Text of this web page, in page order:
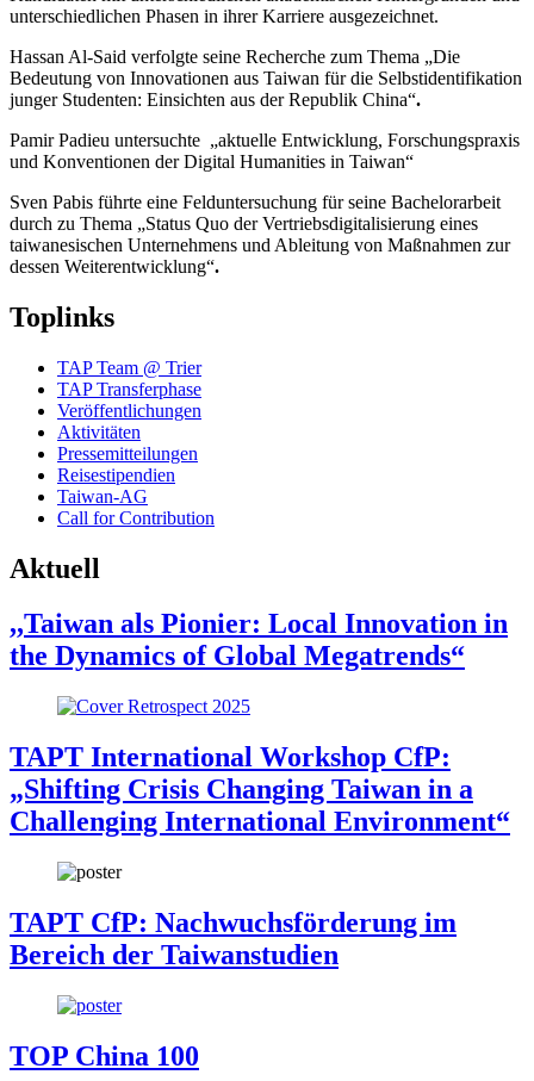
unterschiedlichen Phasen in ihrer Karriere ausgezeichnet.
Hassan Al-Said verfolgte seine Recherche zum Thema „Die
Bedeutung von Innovationen aus Taiwan für die Selbstidentifikation
junger Studenten: Einsichten aus der Republik China“.
Pamir Padieu untersuchte „aktuelle Entwicklung, Forschungspraxis
und Konventionen der Digital Humanities in Taiwan“
Sven Pabis führte eine Felduntersuchung für seine Bachelorarbeit
durch zu Thema „Status Quo der Vertriebsdigitalisierung eines
taiwanesischen Unternehmens und Ableitung von Maßnahmen zur
dessen Weiterentwicklung“.
Toplinks
TAP Team @ Trier
TAP Transferphase
Veröffentlichungen
Aktivitäten
Pressemitteilungen
Reisestipendien
Taiwan-AG
Call for Contribution
Aktuell
,,Taiwan als Pionier: Local Innovation in
the Dynamics of Global Megatrends“
TAPT International Workshop CfP:
„Shifting Crisis Changing Taiwan in a
Challenging International Environment“
TAPT CfP: Nachwuchsförderung im
Bereich der Taiwanstudien
TOP China 100